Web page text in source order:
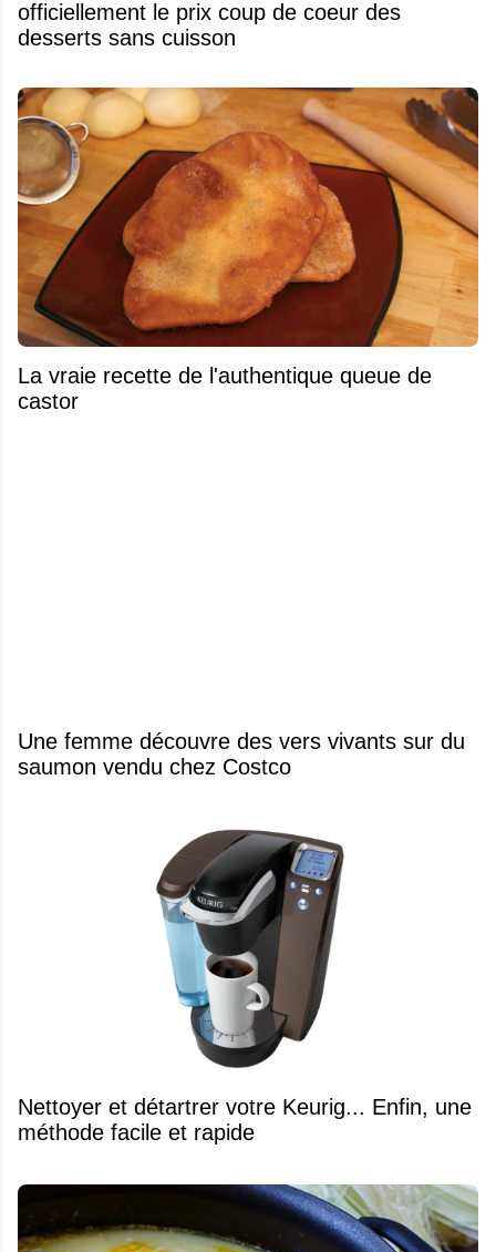
officiellement le prix coup de coeur des
desserts sans cuisson
La vraie recette de l'authentique queue de
castor
Une femme découvre des vers vivants sur du
saumon vendu chez Costco
Nettoyer et détartrer votre Keurig... Enfin, une
méthode facile et rapide